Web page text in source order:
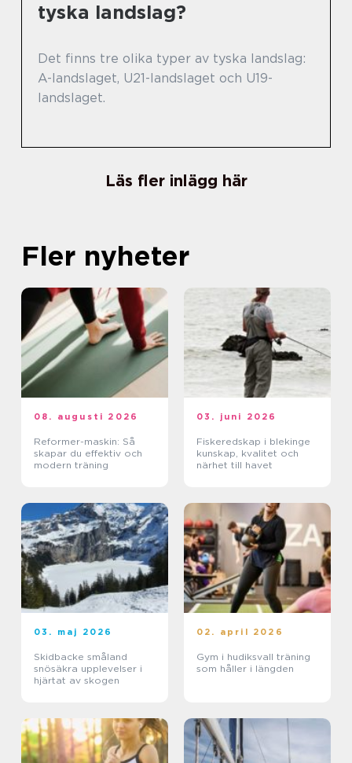
tyska landslag?
Det finns tre olika typer av tyska landslag:
A-landslaget, U21-landslaget och U19-
landslaget.
Läs fler inlägg här
Fler nyheter
08. augusti 2026
Reformer-maskin: Så
skapar du effektiv och
modern träning
03. juni 2026
Fiskeredskap i blekinge
kunskap, kvalitet och
närhet till havet
03. maj 2026
Skidbacke småland
snösäkra upplevelser i
hjärtat av skogen
02. april 2026
Gym i hudiksvall träning
som håller i längden